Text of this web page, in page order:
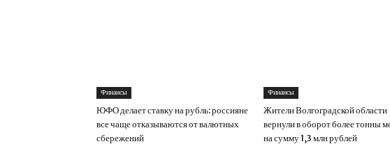
Финансы
ЮФО делает ставку на рубль: россияне
все чаще отказываются от валютных
сбережений
Финансы
Жители Волгоградской области
вернули в оборот более тонны
на сумму 1,3 млн рублей